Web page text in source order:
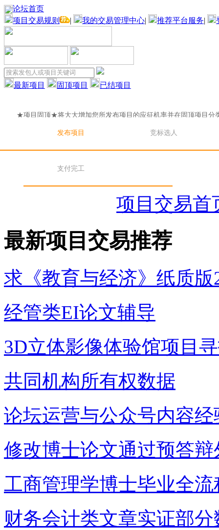
论坛首页
项目交易规则
| 我的交易管理中心| 推荐平台服务|
最新项目 固顶项目 已结项目
★项目固顶★将大大增加您所发布项目的应征机率并在固顶项目
目固顶★将大大增加您所发布项目的应征机率并在固顶项目
目固顶★将大大增加您所发布项目的应征机率并在固顶项目
发布项目 竞标选人
支付完工
项目交易首
最新项目交易推荐
求《教育与经济》纸质版
经管类EI论文辅导
3D立体影像体验馆项目
共同机构所有权数据
论坛运营与公众号内容经
修改博士论文通过预答
工商管理学博士毕业全流
财务会计类文章实证部